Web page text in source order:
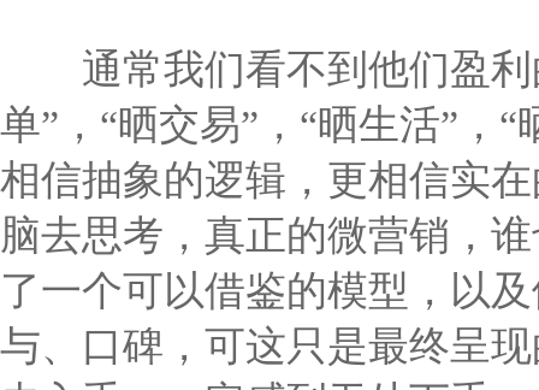
通常我们看不到他们盈利
单”，“晒交易”，“晒生活”，
相信抽象的逻辑，更相信实
脑去思考，真正的微营销，
了一个可以借鉴的模型，以
与、口碑，可这只是最终呈